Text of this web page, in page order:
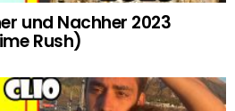
und Nachher 2023
Rush)